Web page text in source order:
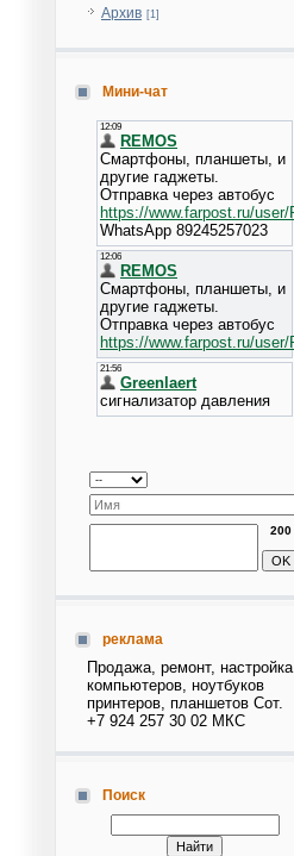
Архив [1]
Мини-чат
200
реклама
Продажа, ремонт, настройка
компьютеров, ноутбуков
принтеров, планшетов Сот.
+7 924 257 30 02 МКС
Поиск